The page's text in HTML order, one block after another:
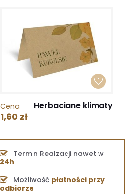
Cena
1,60 zł
Herbaciane klimaty
Termin Realzacji nawet w
24h
Możliwość płatności przy
odbiorze